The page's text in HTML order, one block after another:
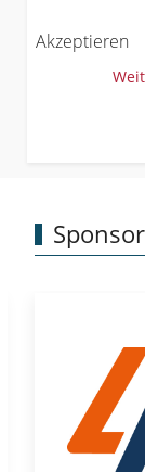
Akzeptieren